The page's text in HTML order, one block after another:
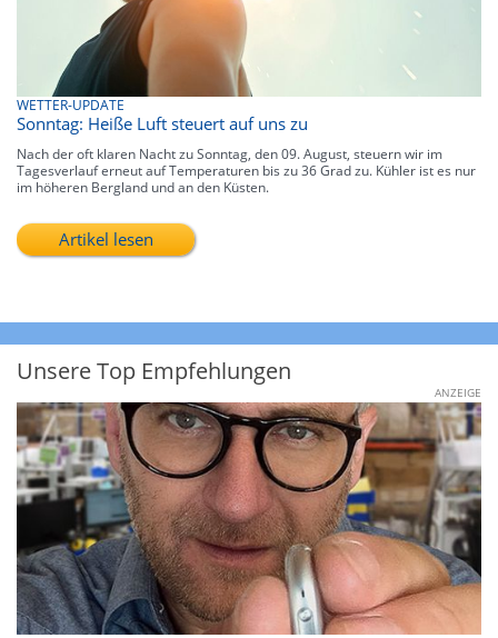
WETTER-UPDATE
Sonntag: Heiße Luft steuert auf uns zu
Nach der oft klaren Nacht zu Sonntag, den 09. August, steuern wir im
Tagesverlauf erneut auf Temperaturen bis zu 36 Grad zu. Kühler ist es nur
im höheren Bergland und an den Küsten.
Artikel lesen
Unsere Top Empfehlungen
ANZEIGE